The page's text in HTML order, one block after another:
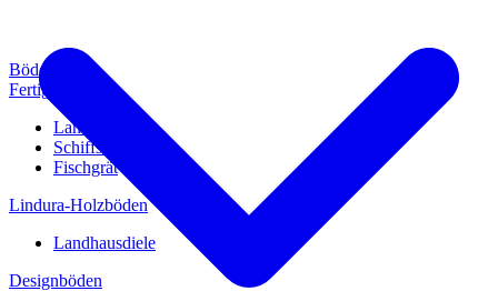
Böden
Fertigparkett
Landhausdiele
Schiffsboden
Fischgrät
Lindura-Holzböden
Landhausdiele
Designböden